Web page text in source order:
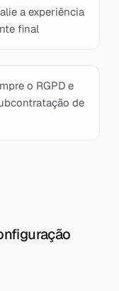
a experiência
final
o RGPD e
de